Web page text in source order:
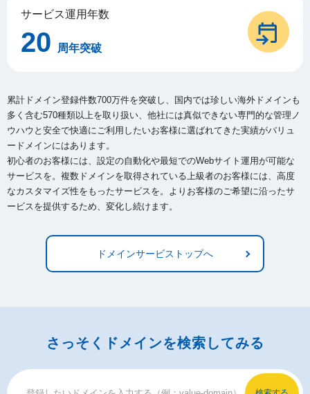
サービス運用年数
20 周年突破
累計ドメイン登録件数700万件を突破し、国内では珍しい海外ドメインも
多く含む570種類以上を取り扱い、 他社には真似できない専門的な管理ノ
ウハウと安全で快適にご利用したいお客様に選ばれてきた実績がバリュ
ードメインにはあります。
初心者のお客様には、設定の自動化や最短でのWebサイト運用が可能な
サービスを。複数ドメインを取得されている上級者のお客様には、 高度
なカスタマイズ性をもったサービスを。よりお客様のご希望に沿ったサ
ービスを提供するため、変化し続けます。
ドメインサービストップへ
さっそくドメインを検索してみる